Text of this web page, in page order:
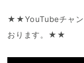
★★YouTubeチャン
おります。★★